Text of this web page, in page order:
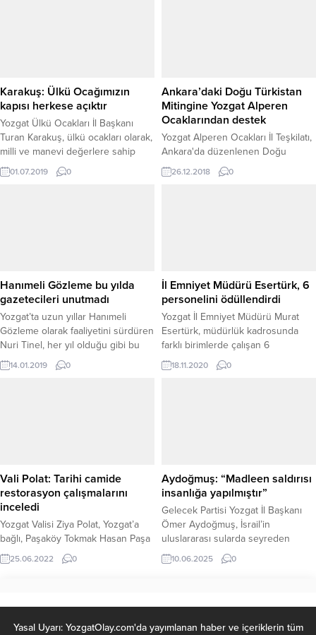
Karakuş: Ülkü Ocağımızın
kapısı herkese açıktır
Yozgat Ülkü Ocakları İl Başkanı
Turan Karakuş, ülkü ocakları olarak,
milli ve manevi değerlere sahip
topluma faydalı bireyler yetişmesini
sağlamanın gayreti içerisinde
01.07.2019 0
Ankara’daki Doğu Türkistan
Mitingine Yozgat Alperen
Ocaklarından destek
Yozgat Alperen Ocakları İl Teşkilatı,
Ankara'da düzenlenen Doğu
Türkistan'a Destek mitingine yoğun
bir kalabalık ile katılım sağlayarak
26.12.2018 0
Hanımeli Gözleme bu yılda
gazetecileri unutmadı
Yozgat’ta uzun yıllar Hanımeli
Gözleme olarak faaliyetini sürdüren
Nuri Tinel, her yıl olduğu gibi bu
yılda 10 Ocak Çalışan Gazeteciler
Günü dolayısıyla ilde görev yapan
14.01.2019 0
İl Emniyet Müdürü Esertürk, 6
personelini ödüllendirdi
Yozgat İl Emniyet Müdürü Murat
Esertürk, müdürlük kadrosunda
farklı birimlerde çalışan 6
personelinin görevlerinde yapmış
oldukları üstün başarılarından
18.11.2020 0
Vali Polat: Tarihi camide
restorasyon çalışmalarını
inceledi
Yozgat Valisi Ziya Polat, Yozgat’a
bağlı, Paşaköy Tokmak Hasan Paşa
Cami'nde restorasyon çalışmalarını
yerinde inceleyerek bilgi aldı.
25.06.2022 0
Aydoğmuş: “Madleen saldırısı
insanlığa yapılmıştır”
Gelecek Partisi Yozgat İl Başkanı
Ömer Aydoğmuş, İsrail’in
uluslararası sularda seyreden
Madleen yardım gemisine
düzenlediği saldırıya sert tepki
insanlık suçu olarak değerlendiren
Aydoğmuş, uluslararası kamuoyuna
10.06.2025 0
Yasal Uyarı: YozgatOlay.com'da yayımlanan haber ve içeriklerin tüm